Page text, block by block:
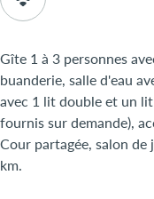
Gîte 1 à 3 personnes
buanderie, salle d'eau
avec 1 lit double et un
fournis sur demande),
Cour partagée, salon de
km.